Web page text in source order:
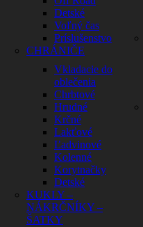
Detské
Voľný čas
Príslušenstvo
CHRÁNIČE
Vkladacie do
oblečenia
Chrbtové
Hrudné
Krčné
Lakťové
Ľadvinové
Kolenné
Korytnačky
Detské
KUKLY –
NÁKRČNÍKY –
ŠATKY